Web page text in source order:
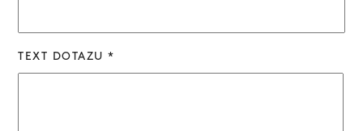
TEXT DOTAZU *